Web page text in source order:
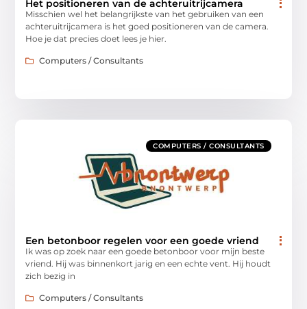
Het positioneren van de achteruitrijcamera
Misschien wel het belangrijkste van het gebruiken van een
achteruitrijcamera is het goed positioneren van de camera.
Hoe je dat precies doet lees je hier.
Computers / Consultants
COMPUTERS / CONSULTANTS
Een betonboor regelen voor een goede vriend
Ik was op zoek naar een goede betonboor voor mijn beste
vriend. Hij was binnenkort jarig en een echte vent. Hij houdt
zich bezig in
Computers / Consultants